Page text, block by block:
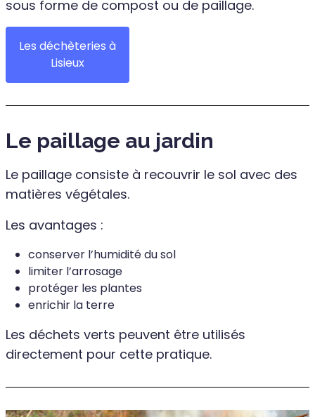
sous forme de compost ou de paillage.
Les déchèteries à
Lisieux
Le paillage au jardin
Le paillage consiste à recouvrir le sol avec des
matières végétales.
Les avantages :
conserver l’humidité du sol
limiter l’arrosage
protéger les plantes
enrichir la terre
Les déchets verts peuvent être utilisés
directement pour cette pratique.